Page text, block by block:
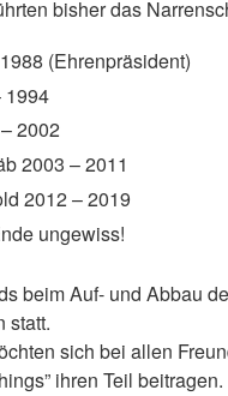
bisher das
(Ehrenpräsident)
1994
2002
2003 – 2011
2012 – 2019
ungewiss!
beim Auf- und Abbau
statt.
sich bei allen
ihren Teil beitragen.